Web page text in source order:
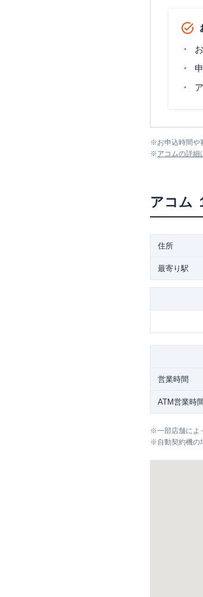
※お申込時間や
※アコムの詳細
アコム
住所
最寄り駅
営業時間
ATM営業時間
※一部店舗によ
※自動契約機の